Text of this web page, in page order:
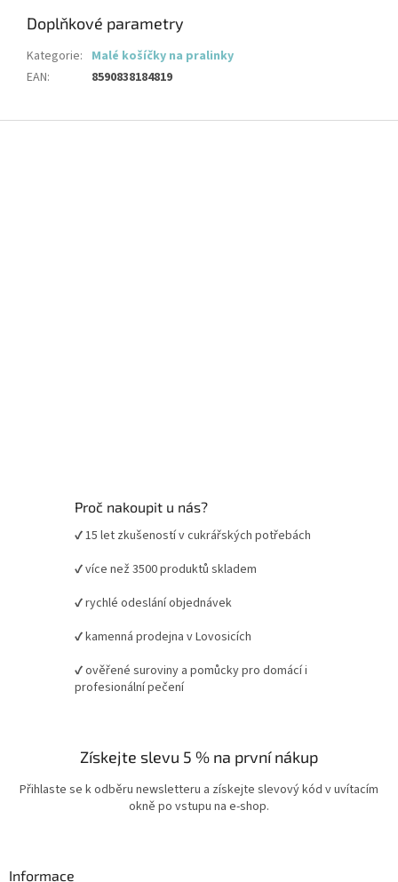
Doplňkové parametry
Kategorie: Malé košíčky na pralinky
EAN: 8590838184819
Proč nakoupit u nás?
✔ 15 let zkušeností v cukrářských potřebách
✔ více než 3500 produktů skladem
✔ rychlé odeslání objednávek
✔ kamenná prodejna v Lovosicích
✔ ověřené suroviny a pomůcky pro domácí i
profesionální pečení
Získejte slevu 5 % na první nákup
Přihlaste se k odběru newsletteru a získejte slevový kód v uvítacím
okně po vstupu na e-shop.
Informace